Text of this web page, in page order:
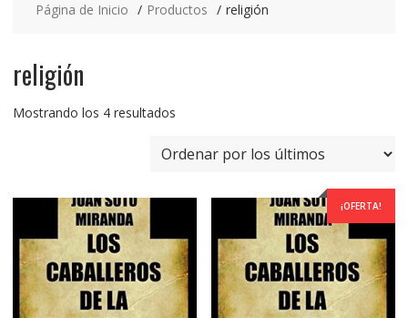
Página de Inicio Productos religión
religión
Mostrando los 4 resultadosOrdenado
los
¡OFERTA!